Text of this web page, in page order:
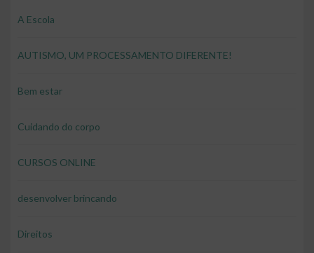
A Escola
AUTISMO, UM PROCESSAMENTO DIFERENTE!
Bem estar
Cuidando do corpo
CURSOS ONLINE
desenvolver brincando
Direitos